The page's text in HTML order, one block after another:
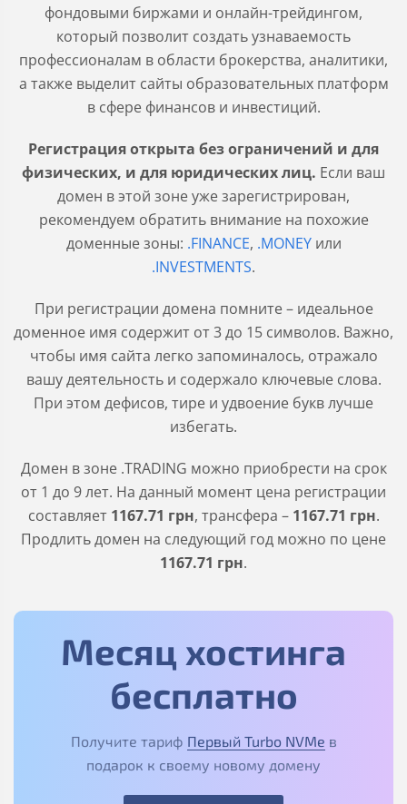
фондовыми биржами и онлайн-трейдингом,
который позволит создать узнаваемость
профессионалам в области брокерства, аналитики,
а также выделит сайты образовательных платформ
в сфере финансов и инвестиций.
Регистрация открыта без ограничений и для
физических, и для юридических лиц. Если ваш
домен в этой зоне уже зарегистрирован,
рекомендуем обратить внимание на похожие
доменные зоны: .FINANCE, .MONEYили
.INVESTMENTS.
При регистрации домена помните – идеальное
доменное имя содержит от 3 до 15 символов. Важно,
чтобы имя сайта легко запоминалось, отражало
вашу деятельность и содержало ключевые слова.
При этом дефисов, тире и удвоение букв лучше
избегать.
Домен в зоне .TRADING можно приобрести на срок
от 1 до 9 лет. На данный момент цена регистрации
составляет 1167.71 грн, трансфера – 1167.71 грн.
Продлить домен на следующий год можно по цене
1167.71 грн.
Месяц хостинга
бесплатно
Получите тариф Первый Turbo NVMe в
подарок к своему новому домену